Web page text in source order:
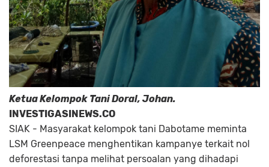
Ketua Kelompok Tani Doral, Johan.
INVESTIGASINEWS.CO
SIAK - Masyarakat kelompok tani Dabotame meminta
LSM Greenpeace menghentikan kampanye terkait nol
deforestasi tanpa melihat persoalan yang dihadapi